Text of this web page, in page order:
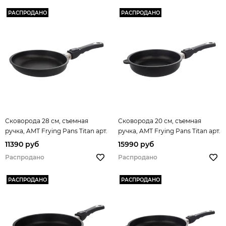
РАСПРОДАНО
Сковорода 28 см, съемная
ручка, AMT Frying Pans Titan арт.
AMT I-428
11390 руб
Распродано
РАСПРОДАНО
Сковорода 20 см, съемная
ручка, AMT Frying Pans Titan арт.
AMT I-520
15990 руб
Распродано
РАСПРОДАНО РАСПРОДАНО